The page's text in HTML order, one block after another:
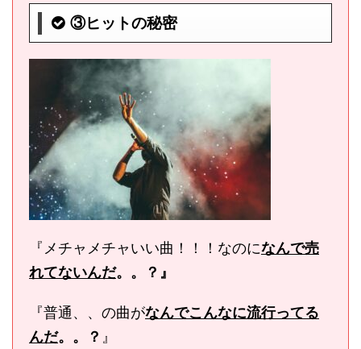
③ヒットの秘密
『メチャメチャいい曲！！！なのになんで売
れてないんだ。。？』
『普通、、の曲がなんでこんなに流行ってる
んだ。。？ 』